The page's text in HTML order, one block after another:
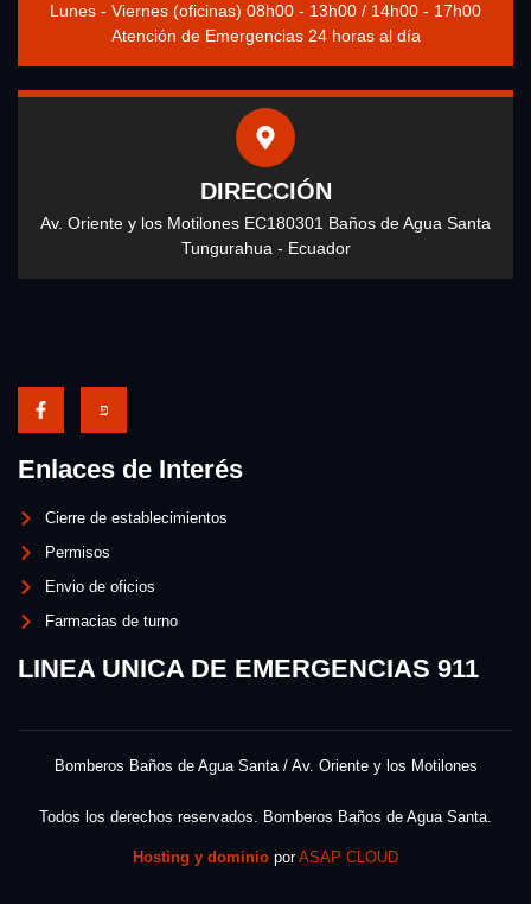
Lunes - Viernes (oficinas) 08h00 - 13h00 / 14h00 - 17h00
Atención de Emergencias 24 horas al día
DIRECCIÓN
Av. Oriente y los Motilones EC180301 Baños de Agua Santa
Tungurahua - Ecuador
Enlaces de Interés
Cierre de establecimientos
Permisos
Envio de oficios
Farmacias de turno
LINEA UNICA DE EMERGENCIAS 911
Bomberos Baños de Agua Santa / Av. Oriente y los Motilones
Todos los derechos reservados. Bomberos Baños de Agua Santa.
Hosting y dominio porASAP CLOUD